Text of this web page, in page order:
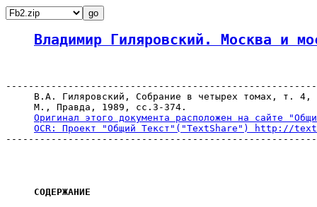
Владимир Гиляровский. Москва и
     В.А. Гиляровский, Собрание в четырех томах, т. 4,
     М., Правда, 1989, сс.3-374.
Оригинал этого документа расположен на сайте
OCR: Проект "Общий Текст"("TextShare") http://
CОДЕРЖАНИЕ